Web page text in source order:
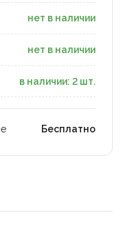
нет в наличии
нет в наличии
в наличии: 2 шт.
Бесплатно